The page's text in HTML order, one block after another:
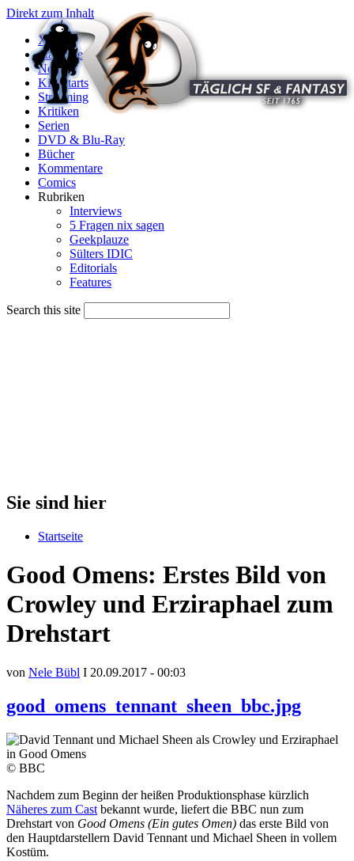
Direkt zum Inhalt
X
Startseite
News
Kinostarts
Streaming
Kritiken
Serien
DVD & Blu-Ray
Bücher
Kommentare
Comics
Rubriken
Interviews
5 Fragen nix sagen
Geekplauze
Sülters IDIC
Editorials
Features
Search this site
Sie sind hier
Startseite
Good Omens: Erstes Bild von
Crowley und Erziraphael zum
Drehstart
von Nele Bübl I 20.09.2017 - 00:03
good_omens_tennant_sheen_bbc.jpg
© BBC
Nachdem zum Beginn der heißen Produktionsphase kürzlich
Näheres zum Cast bekannt wurde, liefert die BBC nun zum
Drehstart von Good Omens (Ein gutes Omen) das erste Bild von
den Hauptdarstellern David Tennant und Michael Sheen in vollem
Kostüm.